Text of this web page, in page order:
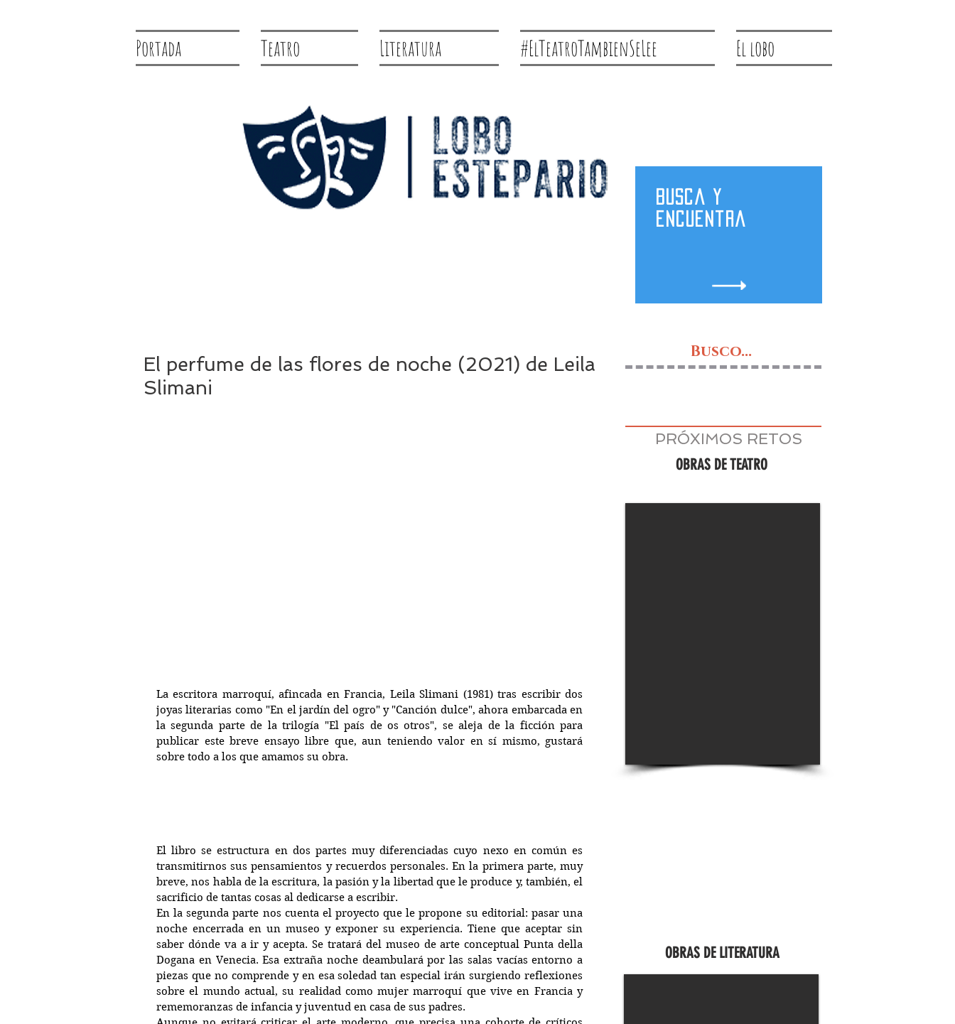
Portada Teatro Literatura #ElTeatroTambienSeLee El lobo
Busca y
encuentra
El perfume de las flores de noche (2021) de Leila
Slimani
La escritora marroquí, afincada en Francia, Leila Slimani (1981) tras escribir dos
joyas literarias como "En el jardín del ogro" y "Canción dulce", ahora embarcada en
la segunda parte de la trilogía "El país de os otros", se aleja de la ficción para
publicar este breve ensayo libre que, aun teniendo valor en sí mismo, gustará
sobre todo a los que amamos su obra.
El libro se estructura en dos partes muy diferenciadas cuyo nexo en común es
transmitirnos sus pensamientos y recuerdos personales. En la primera parte, muy
breve, nos habla de la escritura, la pasión y la libertad que le produce y, también, el
sacrificio de tantas cosas al dedicarse a escribir.
En la segunda parte nos cuenta el proyecto que le propone su editorial: pasar una
noche encerrada en un museo y exponer su experiencia. Tiene que aceptar sin
saber dónde va a ir y acepta. Se tratará del museo de arte conceptual Punta della
Dogana en Venecia. Esa extraña noche deambulará por las salas vacías entorno a
piezas que no comprende y en esa soledad tan especial irán surgiendo reflexiones
sobre el mundo actual, su realidad como mujer marroquí que vive en Francia y
rememoranzas de infancia y juventud en casa de sus padres.
Busco...
PRÓXIMOS RETOS
OBRAS DE TEATRO
OBRAS DE LITERATURA